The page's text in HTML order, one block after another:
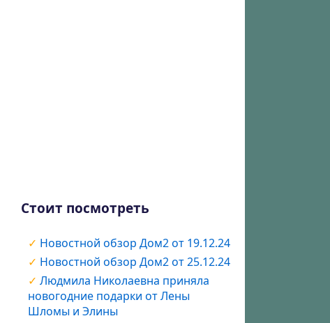
Стоит посмотреть
Новостной обзор Дом2 от 19.12.24
Новостной обзор Дом2 от 25.12.24
Людмила Николаевна приняла
новогодние подарки от Лены
Шломы и Элины